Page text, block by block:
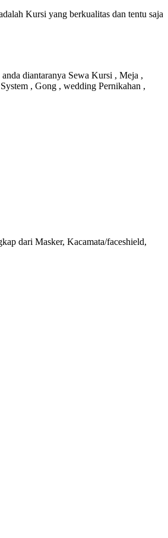
Kursi yang berkualitas dan tentu saja
diantaranya Sewa Kursi , Meja ,
, Gong , wedding Pernikahan ,
dari Masker, Kacamata/faceshield,